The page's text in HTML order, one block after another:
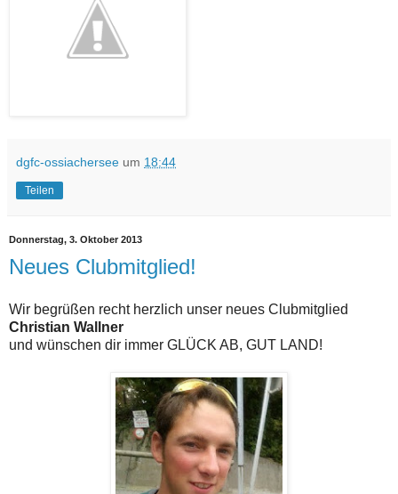
dgfc-ossiachersee um 18:44
Teilen
Donnerstag, 3. Oktober 2013
Neues Clubmitglied!
Wir begrüßen recht herzlich unser neues Clubmitglied
Christian Wallner
und wünschen dir immer GLÜCK AB, GUT LAND!